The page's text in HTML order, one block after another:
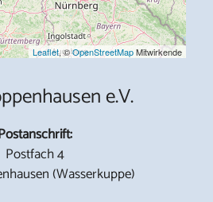
Leaflet, ©OpenStreetMapMitwirkende
e.V.
Postfach 4
(Wasserkuppe)